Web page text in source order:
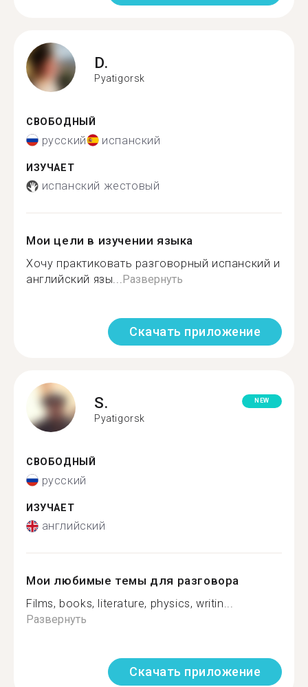
D.
Pyatigorsk
СВОБОДНЫЙ
русский испанский
ИЗУЧАЕТ
испанский жестовый
Мои цели в изучении языка
Хочу практиковать разговорный испанский и
английский язы...Развернуть
Скачать приложение
S.
Pyatigorsk
NEW
СВОБОДНЫЙ
русский
ИЗУЧАЕТ
английский
Мои любимые темы для разговора
Films, books, literature, physics, writin...
Развернуть
Скачать приложение